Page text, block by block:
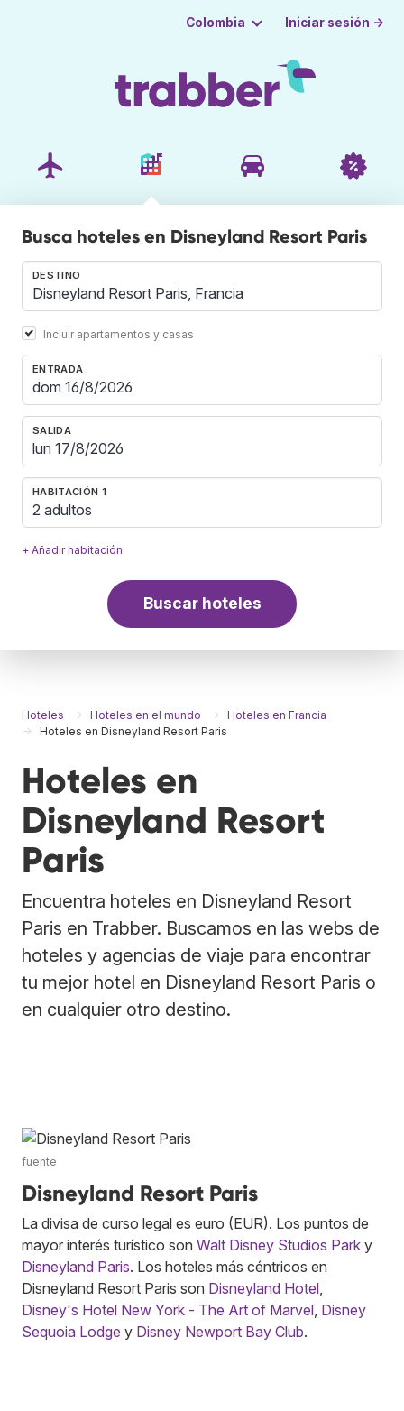
Colombia Iniciar sesión →
Busca hoteles en Disneyland Resort Paris
DESTINO
Incluir apartamentos y casas
ENTRADA
SALIDA
HABITACIÓN 1
2 adultos
+ Añadir habitación
Buscar hoteles
Hoteles Hoteles en el mundo
Hoteles en Francia
Hoteles en Disneyland Resort Paris
Hoteles en
Disneyland Resort
Paris
Encuentra hoteles en Disneyland Resort
Paris en Trabber. Buscamos en las webs de
hoteles y agencias de viaje para encontrar
tu mejor hotel en Disneyland Resort Paris o
en cualquier otro destino.
fuente
Disneyland Resort Paris
La divisa de curso legal es euro (EUR). Los puntos de
mayor interés turístico son Walt Disney Studios Park y
Disneyland Paris. Los hoteles más céntricos en
Disneyland Resort Paris son Disneyland Hotel
Disney's Hotel New York - The Art of Marvel Disney
Sequoia Lodge y Disney Newport Bay Club.